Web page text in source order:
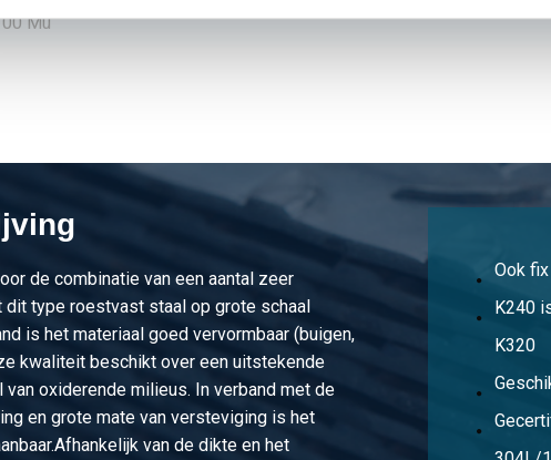
Mu
plaat 304/304L kgw 1z gesl k240 3000x1500x2 +Fiberlaserf
100 Mu
plaat 304/304L kgw 1z gesl k240 2000x1000x3 +Fiberlaserf
100 Mu
plaat 304/304L kgw 1z gesl k240 2500x1250x3 +Fiberlaserf
Mu
plaat 304/304L kgw 1z gesl k240 3000x1500x3 +Fiberlaserf
de combinatie van een aantal zeer
type roestvast staal op grote schaal
is het materiaal goed vervormbaar (buigen,
kwaliteit beschikt over een uitstekende
oxiderende milieus. In verband met de
en grote mate van versteviging is het
van de dikte en het
Ook
K240
K320